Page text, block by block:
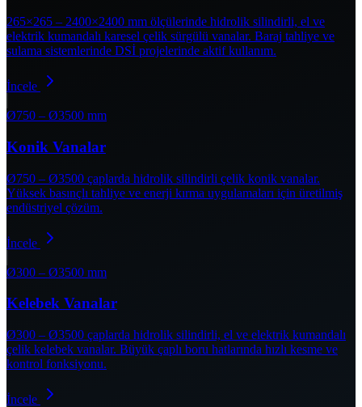
265×265 – 2400×2400 mm ölçülerinde hidrolik silindirli, el ve
elektrik kumandalı karesel çelik sürgülü vanalar. Baraj tahliye ve
sulama sistemlerinde DSİ projelerinde aktif kullanım.
İncele
Ø750 – Ø3500 mm
Konik Vanalar
Ø750 – Ø3500 çaplarda hidrolik silindirli çelik konik vanalar.
Yüksek basınçlı tahliye ve enerji kırma uygulamaları için üretilmiş
endüstriyel çözüm.
İncele
Ø300 – Ø3500 mm
Kelebek Vanalar
Ø300 – Ø3500 çaplarda hidrolik silindirli, el ve elektrik kumandalı
çelik kelebek vanalar. Büyük çaplı boru hatlarında hızlı kesme ve
kontrol fonksiyonu.
İncele